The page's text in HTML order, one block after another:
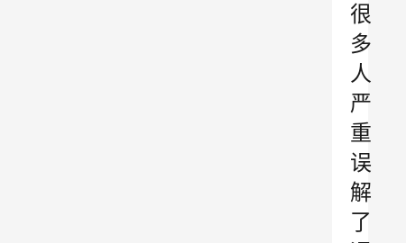
很
多
人
严
重
误
解
了